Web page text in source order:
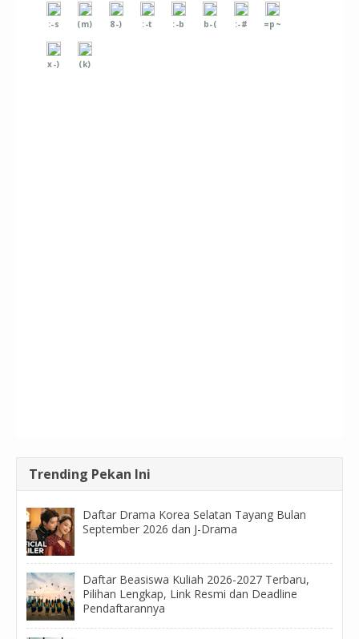
:-s (m) 8-) :-t :-b b-( :-# =p~
x-) (k)
Trending Pekan Ini
Daftar Drama Korea Selatan Tayang Bulan
September 2026 dan J-Drama
Daftar Beasiswa Kuliah 2026-2027 Terbaru,
Pilihan Lengkap, Link Resmi dan Deadline
Pendaftarannya